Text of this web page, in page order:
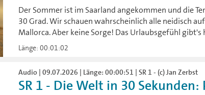
Der Sommer ist im Saarland angekommen und die
30 Grad. Wir schauen wahrscheinlich alle neidisch
Mallorca. Aber keine Sorge! Das Urlaubsgefühl
Länge: 00:01:02
Audio | 09.07.2026 | Länge: 00:00:51 | SR 1 - (c) Jan Zerbst
SR 1 - Die Welt in 30